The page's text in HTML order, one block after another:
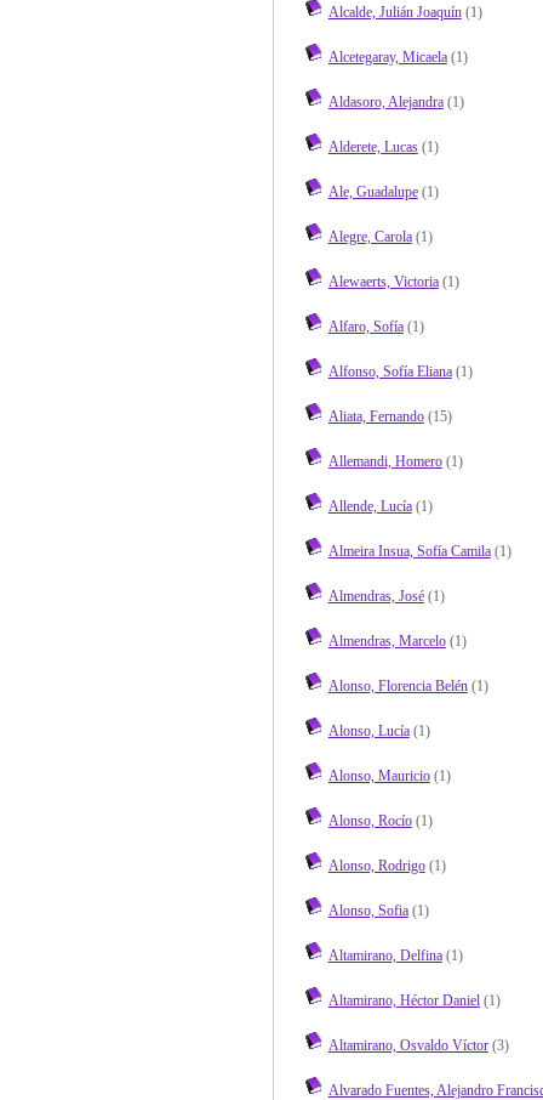
Alcalde, Julián Joaquín(1)
Alcetegaray, Micaela(1)
Aldasoro, Alejandra(1)
Alderete, Lucas(1)
Ale, Guadalupe(1)
Alegre, Carola(1)
Alewaerts, Victoria(1)
Alfaro, Sofía(1)
Alfonso, Sofía Eliana(1)
Aliata, Fernando(15)
Allemandi, Homero(1)
Allende, Lucía(1)
Almeira Insua, Sofía Camila(1)
Almendras, José(1)
Almendras, Marcelo(1)
Alonso, Florencia Belén(1)
Alonso, Lucía(1)
Alonso, Mauricio(1)
Alonso, Rocío(1)
Alonso, Rodrigo(1)
Alonso, Sofia(1)
Altamirano, Delfina(1)
Altamirano, Héctor Daniel(1)
Altamirano, Osvaldo Víctor(3)
Alvarado Fuentes, Alejandro